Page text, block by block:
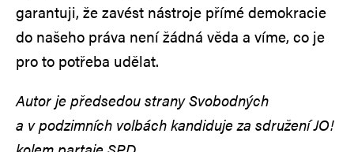
garantuji, že zavést nástroje přímé demokracie
do našeho práva není žádná věda a víme, co je
pro to potřeba udělat.
Autor je předsedou strany Svobodných
a v podzimních volbách kandiduje za sdružení JO!